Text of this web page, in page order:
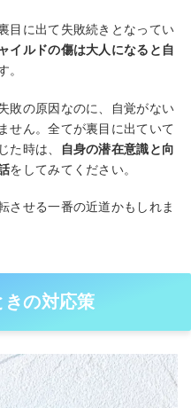
目に出て失敗続きとなってい
イルドの傷は大人になると自
。
敗の原因なのに、自覚がない
せん。全てが裏目に出ていて
た時は、
自身の潜在意識と向
をしてみてください。
させる一番の近道かもしれま
の対応策